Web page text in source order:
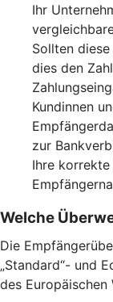
Ihr
Sollten
dies den
Kundinnen
zur
Ihre
Welche
Die
„Standard“- und
des Europäischen